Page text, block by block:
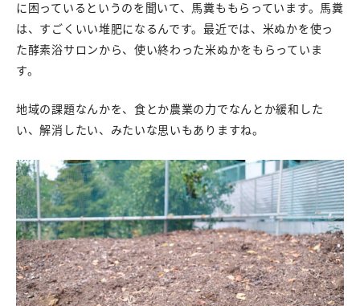
に困っているというのを聞いて、馬糞ももらっています。馬糞
は、すごくいい堆肥になるんです。最近では、米ぬかを使っ
た酵素浴サロンから、使い終わった米ぬかをもらっていま
す。
地域の課題なんかを、食とか農業の力でなんとか緩和した
い、解消したい、みたいな思いもありますね。